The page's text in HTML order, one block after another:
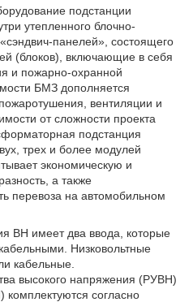
подстанции
утепленного блочно-
панелей», состоящего
(блоков), включающие в себя
и пожарно-охранной
БМЗ дополняется
вентиляции и
от сложности проекта
подстанция
трех и более модулей
экономическую и
а также
перевоза на автомобильном
ВН имеет два ввода, которые
Низковольтные
кабельные.
высокого напряжения (РУВН)
согласно